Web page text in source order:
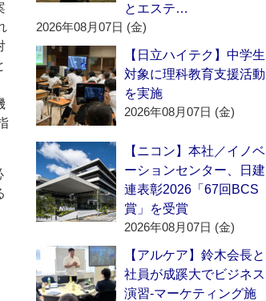
とエステ…
2026年08月07日 (金)
【日立ハイテク】中学生
対象に理科教育支援活動
を実施
2026年08月07日 (金)
【ニコン】本社／イノベ
ーションセンター、日建
連表彰2026「67回BCS
賞」を受賞
2026年08月07日 (金)
【アルケア】鈴木会長と
社員が成蹊大でビジネス
演習‐マーケティング施